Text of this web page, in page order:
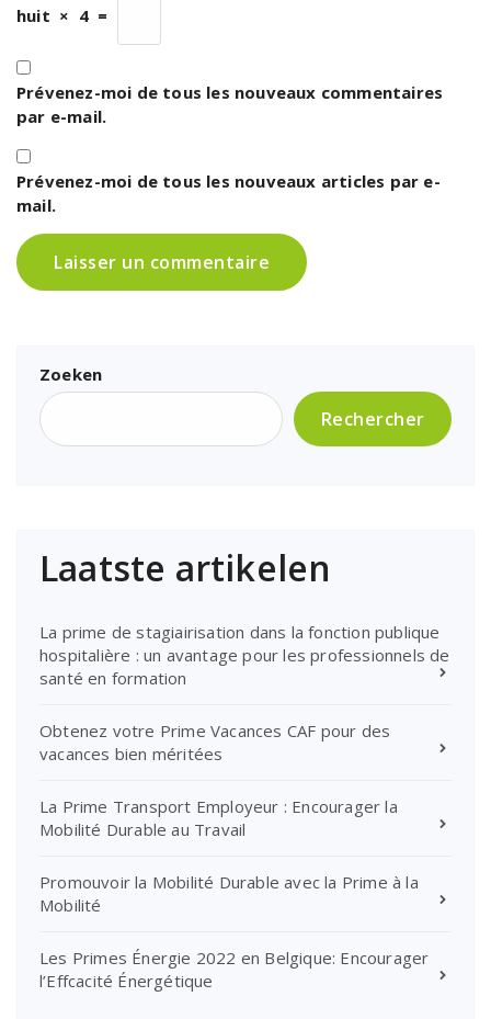
huit × 4 =
Prévenez-moi de tous les nouveaux commentaires
par e-mail.
Prévenez-moi de tous les nouveaux articles par e-
mail.
Zoeken
Rechercher
Laatste artikelen
La prime de stagiairisation dans la fonction publique
hospitalière : un avantage pour les professionnels de
santé en formation
Obtenez votre Prime Vacances CAF pour des
vacances bien méritées
La Prime Transport Employeur : Encourager la
Mobilité Durable au Travail
Promouvoir la Mobilité Durable avec la Prime à la
Mobilité
Les Primes Énergie 2022 en Belgique: Encourager
l’Effcacité Énergétique